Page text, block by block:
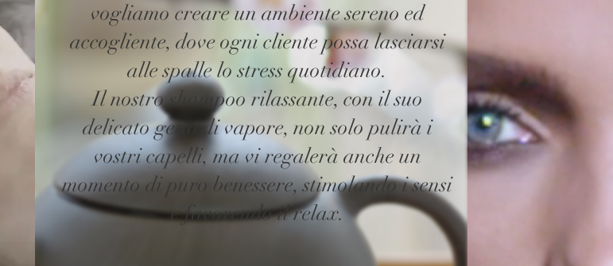
vogliamo creare un ambiente sereno ed
accogliente, dove ogni cliente possa lasciarsi
alle spalle lo stress quotidiano.
Il nostro shampoo rilassante, con il suo
delicato getto di vapore, non solo pulirà i
vostri capelli, ma vi regalerà anche un
momento di puro benessere, stimolando i sensi
e favorendo il relax.